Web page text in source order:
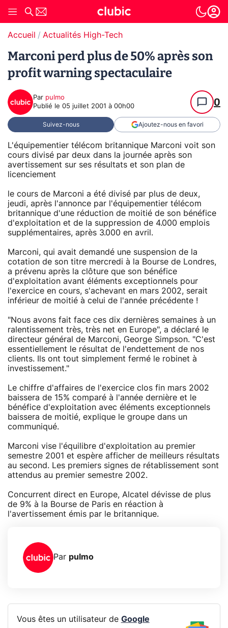
Accueil Actualités High-Tech
Marconi perd plus de 50% après son
profit warning spectaculaire
Par pulmo
Publié le 05 juillet 2001 à 00h00 0
Suivez-nous Ajoutez-nous en favori
L'équipementier télécom britannique Marconi voit son
cours divisé par deux dans la journée après son
avertissement sur ses résultats et son plan de
licenciement
le cours de Marconi a été divisé par plus de deux,
jeudi, après l'annonce par l'équipementier télécom
britannique d'une réduction de moitié de son bénéfice
d'exploitation et de la suppression de 4.000 emplois
supplémentaires, après 3.000 en avril.
Marconi, qui avait demandé une suspension de la
cotation de son titre mercredi à la Bourse de Londres,
a prévenu après la clôture que son bénéfice
d'exploitation avant éléments exceptionnels pour
l'exercice en cours, s'achevant en mars 2002, serait
inférieur de moitié à celui de l'année précédente !
"Nous avons fait face ces dix dernières semaines à un
ralentissement très, très net en Europe", a déclaré le
directeur général de Marconi, George Simpson. "C'est
essentiellement le résultat de l'endettement de nos
clients. Ils ont tout simplement fermé le robinet à
investissement."
Le chiffre d'affaires de l'exercice clos fin mars 2002
baissera de 15% comparé à l'année dernière et le
bénéfice d'exploitation avec éléments exceptionnels
baissera de moitié, explique le groupe dans un
communiqué.
Marconi vise l'équilibre d'exploitation au premier
semestre 2001 et espère afficher de meilleurs résultats
au second. Les premiers signes de rétablissement sont
attendus au premier semestre 2002.
Concurrent direct en Europe, Alcatel dévisse de plus
de 9% à la Bourse de Paris en réaction à
l'avertissement émis par le britannique.
Par pulmo
Vous êtes un utilisateur de Google